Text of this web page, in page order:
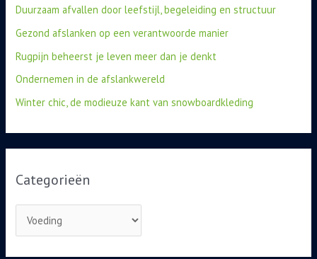
Duurzaam afvallen door leefstijl, begeleiding en structuur
Gezond afslanken op een verantwoorde manier
Rugpijn beheerst je leven meer dan je denkt
Ondernemen in de afslankwereld
Winter chic, de modieuze kant van snowboardkleding
Categorieën